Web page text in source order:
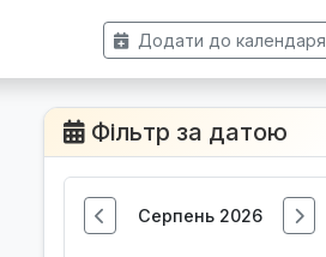
Додати до календаря
Фільтр за датою
Серпень 2026